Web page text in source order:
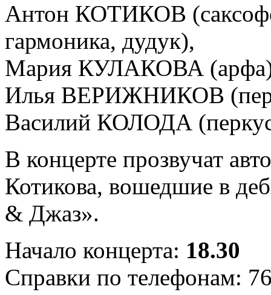
Антон КОТИКОВ
гармоника, дудук),
Мария КУЛАКОВА
Илья ВЕРИЖНИКОВ
Василий КОЛОДА
В концерте прозвучат
Котикова, вошедшие в
& Джаз».
Начало концерта: 18.30
Справки по телефонам: